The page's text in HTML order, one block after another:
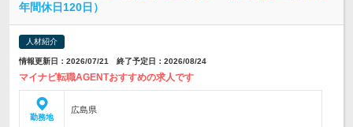
年間休日120日）
人材紹介
情報更新日：2026/07/21 終了予定日：2026/08/24
マイナビ転職AGENTおすすめの求人です
勤務地
広島県